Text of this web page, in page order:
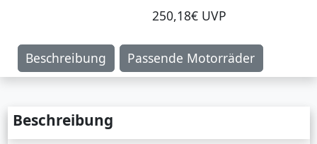
250,18€ UVP
Beschreibung Passende Motorräder
Beschreibung